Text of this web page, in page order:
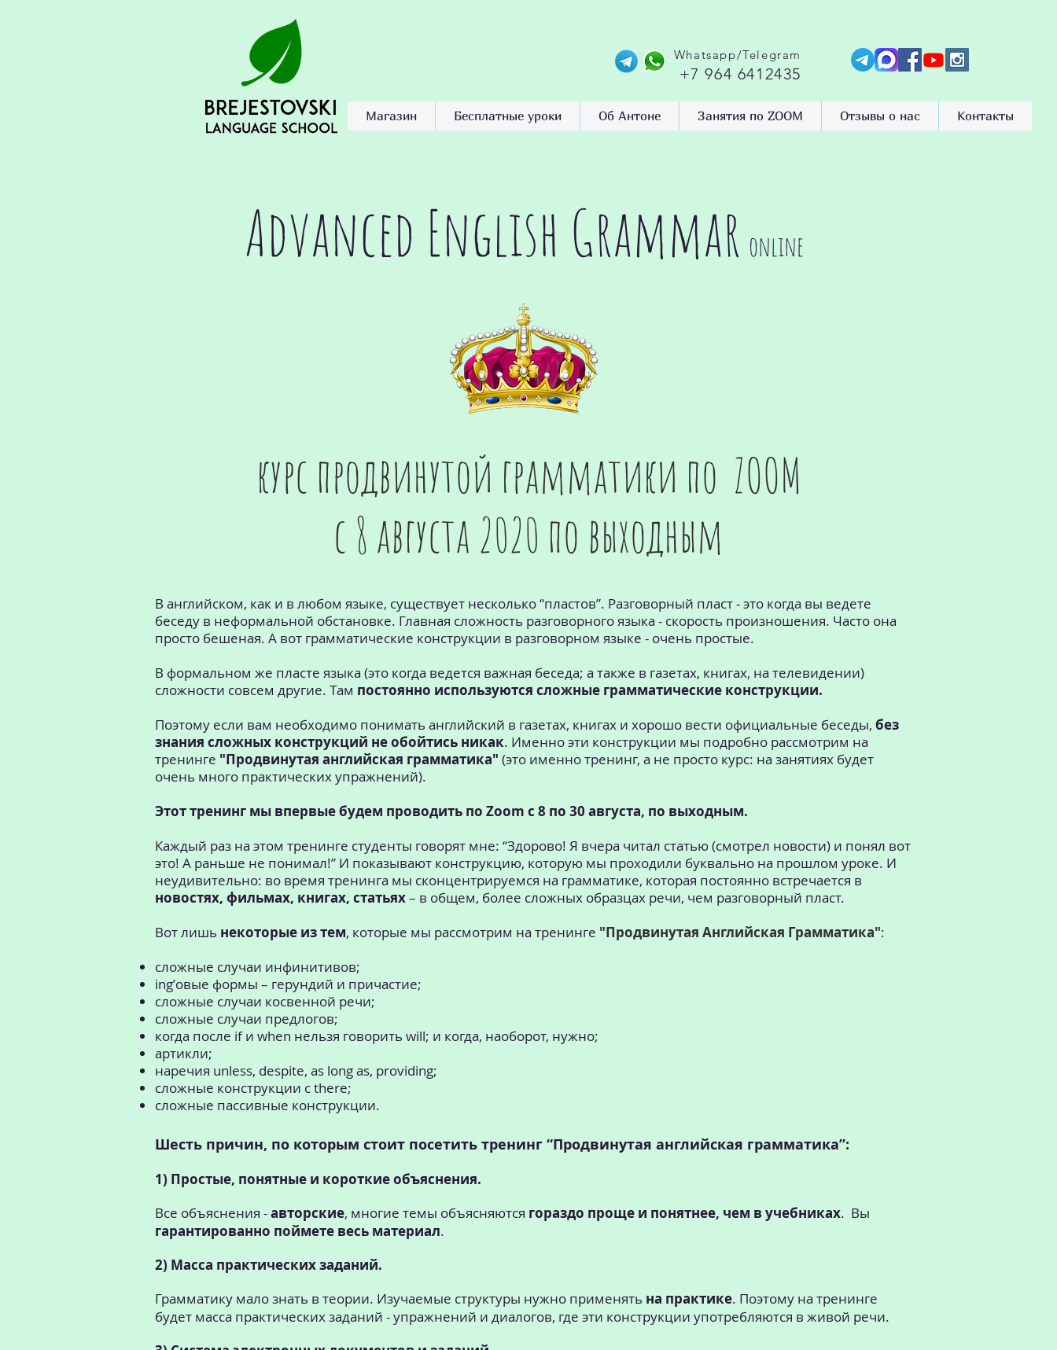
Whatsapp/Telegram
+7 964 6412435
Магазин Бесплатные уроки Об Антоне Занятия по ZOOM Отзывы о нас Контакты
Advanced English Grammar online
курс продвинутой грамматики по ZOOM
c 8 августа 2020 по выходным
В английском, как и в любом языке, существует несколько “пластов”. Разговорный пласт - это когда вы ведете
беседу в неформальной обстановке. Главная сложность разговорного языка - скорость произношения. Часто она
просто бешеная. А вот грамматические конструкции в разговорном языке - очень простые.
В формальном же пласте языка (это когда ведется важная беседа; а также в газетах, книгах, на телевидении)
сложности совсем другие. Там постоянно используются сложные грамматические конструкции.
Поэтому если вам необходимо понимать английский в газетах, книгах и хорошо вести официальные беседы, без
знания сложных конструкций не обойтись никак. Именно эти конструкции мы подробно рассмотрим на
тренинге "Продвинутая английская грамматика" (это именно тренинг, а не просто курс: на занятиях будет
очень много практических упражнений).
Этот тренинг мы впервые будем проводить по Zoom с 8 по 30 августа, по выходным.
Каждый раз на этом тренинге студенты говорят мне: “Здорово! Я вчера читал статью (смотрел новости) и понял вот
это! А раньше не понимал!” И показывают конструкцию, которую мы проходили буквально на прошлом уроке. И
неудивительно: во время тренинга мы сконцентрируемся на грамматике, которая постоянно встречается в
новостях, фильмах, книгах, статьях– в общем, более сложных образцах речи, чем разговорный пласт.
Вот лишь некоторые из тем, которые мы рассмотрим на тренинге "Продвинутая Английская Грамматика":
cложные случаи инфинитивов;
ing’овые формы – герундий и причастие;
сложные случаи косвенной речи;
сложные случаи предлогов;
когда после if и when нельзя говорить will; и когда, наоборот, нужно;
артикли;
наречия unless, despite, as long as, providing;
сложные конструкции с there;
сложные пассивные конструкции.
Шесть причин, по которым стоит посетить тренинг “Продвинутая английская грамматика”:
1) Простые, понятные и короткие объяснения.
Все объяснения -авторские, многие темы объясняются гораздо проще и понятнее, чем в учебниках. Вы
гарантированно поймете весь материал.
2) Масса практических заданий.
Грамматику мало знать в теории. Изучаемые структуры нужно применять на практике. Поэтому на тренинге
будет масса практических заданий - упражнений и диалогов, где эти конструкции употребляются в живой речи.